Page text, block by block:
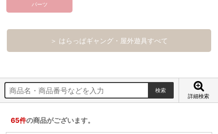
パーツ
＞ はらっぱギャング・屋外遊具すべて
詳細検索
65件の商品がございます。